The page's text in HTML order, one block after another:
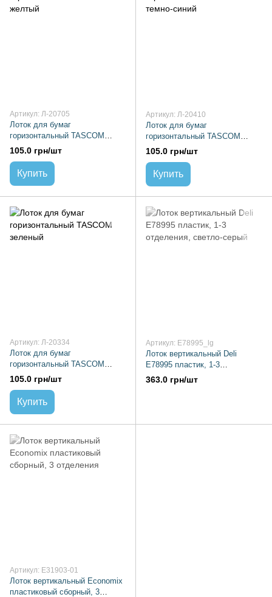
Артикул: Л-20705
Лоток для бумаг
горизонтальный TASCOM
желтый
105.0 грн/шт
Купить
Артикул: Л-20410
Лоток для бумаг
горизонтальный TASCOM
темно-синий
105.0 грн/шт
Купить
Артикул: Л-20334
Лоток для бумаг
горизонтальный TASCOM
зеленый
105.0 грн/шт
Купить
Артикул: E78995_lg
Лоток вертикальный Deli
E78995 пластик, 1-3
отделения, светло-серый
363.0 грн/шт
Артикул: E31903-01
Лоток вертикальный Economix
пластиковый сборный, 3